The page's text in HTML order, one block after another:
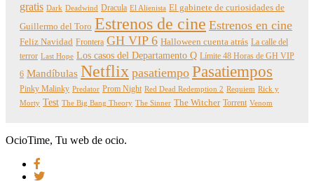
gratis Dark Deadwind Dracula El Alienista El gabinete de curiosidades de
Guillermo del Toro Estrenos de cine Estrenos en cine
Feliz Navidad Frontera GH VIP 6 Halloween cuenta atrás La calle del
terror Last Hope Los casos del Departamento Q Límite 48 Horas de GH VIP
6 Mandíbulas Netflix pasatiempo Pasatiempos
Pinky Malinky Predator Prom Night Red Dead Redemption 2 Requiem Rick y
Morty Test The Big Bang Theory The Sinner The Witcher Torrent Venom
OcioTime, Tu web de ocio.